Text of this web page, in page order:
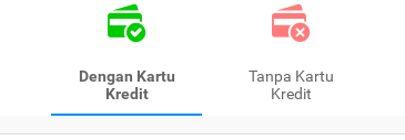
Dengan Kartu
Kredit
Tanpa Kartu
Kredit